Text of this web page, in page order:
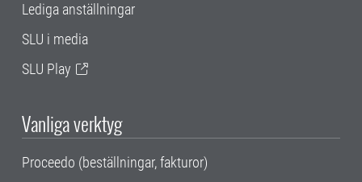
Lediga anställningar
SLU i media
SLU Play
Vanliga verktyg
Proceedo (beställningar, fakturor)